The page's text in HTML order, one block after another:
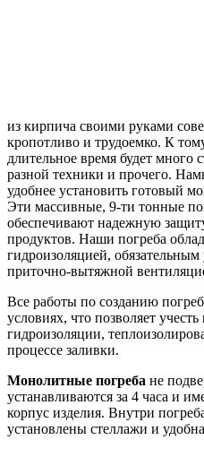
из кирпича своими руками
кропотливо и трудоемко. К
длительное время будет
разной техники и прочего.
удобнее установить готовый
Эти массивные, 9-ти тонные
обеспечивают надежную
продуктов. Наши погреба
гидроизоляцией,
приточно-вытяжной
Все работы по созданию
условиях, что позволяет
гидроизоляции,
процессе заливки.
Монолитные погреба не
устанавливаются за 4 часа и
корпус изделия. Внутри
установлены стеллажи и